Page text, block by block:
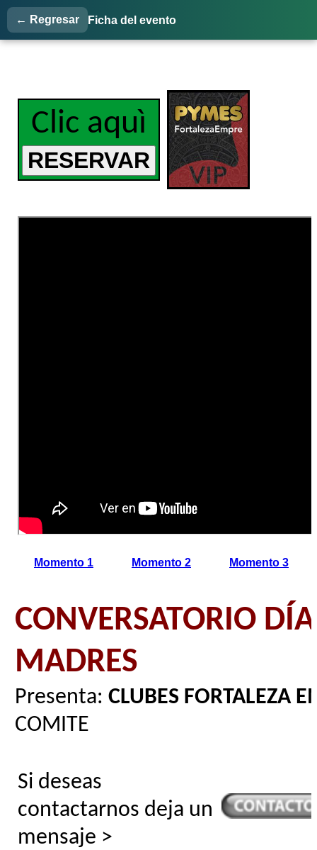
← Regresar Ficha del evento
Clic aquì
Momento 1 Momento 2 Momento 3
CONVERSATORIO
MADRES
Presenta: CLUBES FORTALEZA
COMITE
Si deseas
contactarnos deja un
mensaje >